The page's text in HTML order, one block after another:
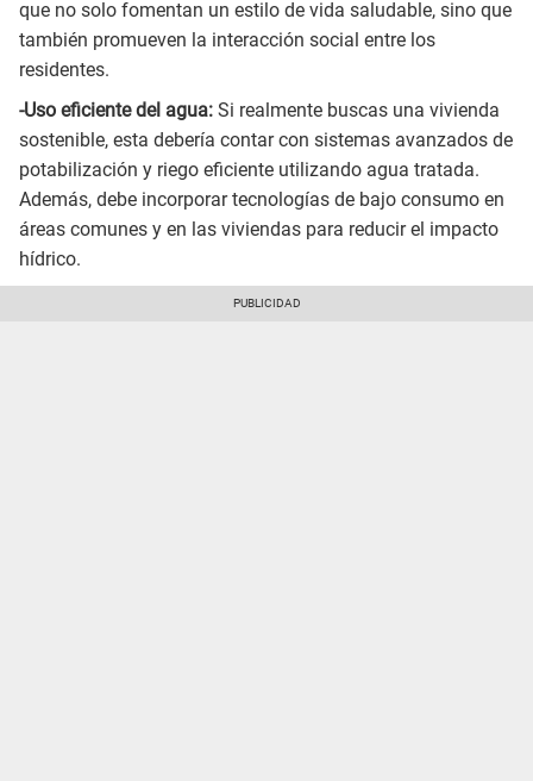
que no solo fomentan un estilo de vida saludable, sino que
también promueven la interacción social entre los
residentes.
-Uso eficiente del agua: Si realmente buscas una vivienda
sostenible, esta debería contar con sistemas avanzados de
potabilización y riego eficiente utilizando agua tratada.
Además, debe incorporar tecnologías de bajo consumo en
áreas comunes y en las viviendas para reducir el impacto
hídrico.